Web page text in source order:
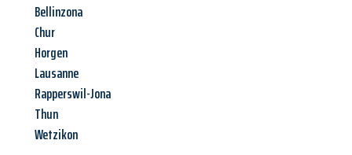
Bellinzona
Chur
Horgen
Lausanne
Rapperswil-Jona
Thun
Wetzikon